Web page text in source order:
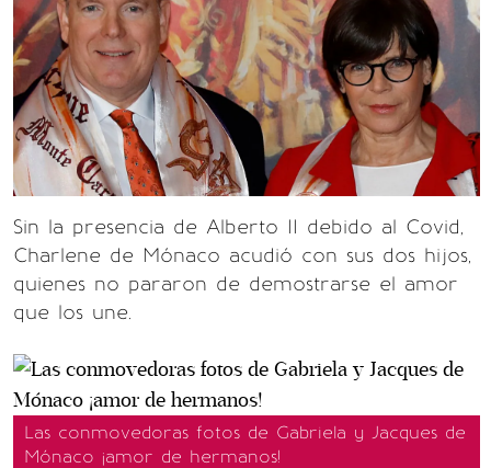
Sin la presencia de Alberto II debido al Covid,
Charlene de Mónaco acudió con sus dos hijos,
quienes no pararon de demostrarse el amor
que los une.
Las conmovedoras fotos de Gabriela y Jacques de
Mónaco ¡amor de hermanos!